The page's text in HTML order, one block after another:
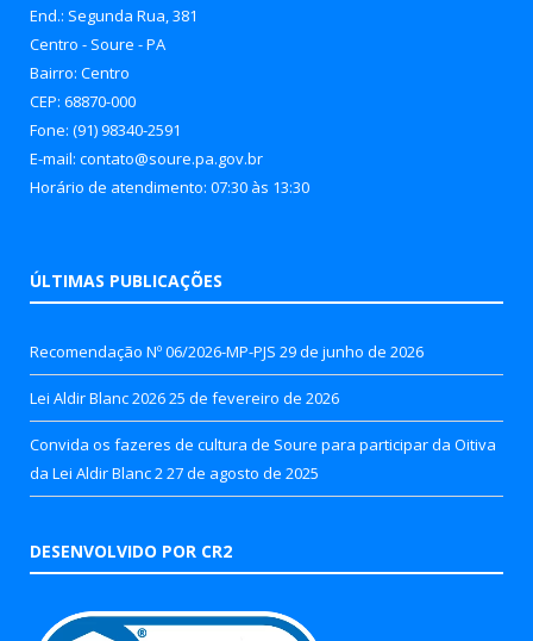
End.: Segunda Rua, 381
Centro - Soure - PA
Bairro: Centro
CEP: 68870-000
Fone: (91) 98340-2591
E-mail: contato@soure.pa.gov.br
Horário de atendimento: 07:30 às 13:30
ÚLTIMAS PUBLICAÇÕES
Recomendação Nº 06/2026-MP-PJS 29 de junho de 2026
Lei Aldir Blanc 202625 de fevereiro de 2026
Convida os fazeres de cultura de Soure para participar da Oitiva
da Lei Aldir Blanc 2 27 de agosto de 2025
DESENVOLVIDO POR CR2